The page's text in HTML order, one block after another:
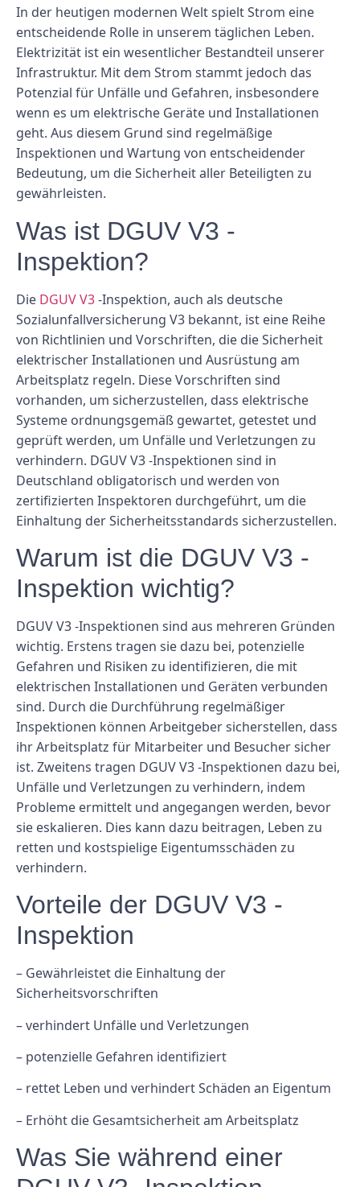
In der heutigen modernen Welt spielt Strom eine
entscheidende Rolle in unserem täglichen Leben.
Elektrizität ist ein wesentlicher Bestandteil unserer
Infrastruktur. Mit dem Strom stammt jedoch das
Potenzial für Unfälle und Gefahren, insbesondere
wenn es um elektrische Geräte und Installationen
geht. Aus diesem Grund sind regelmäßige
Inspektionen und Wartung von entscheidender
Bedeutung, um die Sicherheit aller Beteiligten zu
gewährleisten.
Was ist DGUV V3 -
Inspektion?
Die DGUV V3-Inspektion, auch als deutsche
Sozialunfallversicherung V3 bekannt, ist eine Reihe
von Richtlinien und Vorschriften, die die Sicherheit
elektrischer Installationen und Ausrüstung am
Arbeitsplatz regeln. Diese Vorschriften sind
vorhanden, um sicherzustellen, dass elektrische
Systeme ordnungsgemäß gewartet, getestet und
geprüft werden, um Unfälle und Verletzungen zu
verhindern. DGUV V3 -Inspektionen sind in
Deutschland obligatorisch und werden von
zertifizierten Inspektoren durchgeführt, um die
Einhaltung der Sicherheitsstandards sicherzustellen.
Warum ist die DGUV V3 -
Inspektion wichtig?
DGUV V3 -Inspektionen sind aus mehreren Gründen
wichtig. Erstens tragen sie dazu bei, potenzielle
Gefahren und Risiken zu identifizieren, die mit
elektrischen Installationen und Geräten verbunden
sind. Durch die Durchführung regelmäßiger
Inspektionen können Arbeitgeber sicherstellen, dass
ihr Arbeitsplatz für Mitarbeiter und Besucher sicher
ist. Zweitens tragen DGUV V3 -Inspektionen dazu bei,
Unfälle und Verletzungen zu verhindern, indem
Probleme ermittelt und angegangen werden, bevor
sie eskalieren. Dies kann dazu beitragen, Leben zu
retten und kostspielige Eigentumsschäden zu
verhindern.
Vorteile der DGUV V3 -
Inspektion
– Gewährleistet die Einhaltung der
Sicherheitsvorschriften
– verhindert Unfälle und Verletzungen
– potenzielle Gefahren identifiziert
– rettet Leben und verhindert Schäden an Eigentum
– Erhöht die Gesamtsicherheit am Arbeitsplatz
Was Sie während einer